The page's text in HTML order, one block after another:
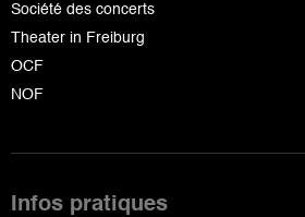
Société des concerts
Theater in Freiburg
OCF
NOF
Infos pratiques